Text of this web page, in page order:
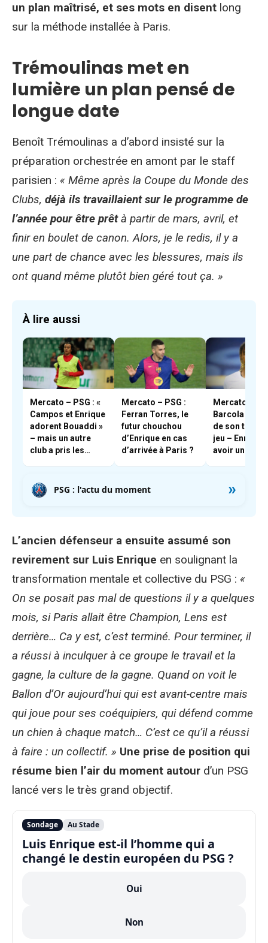
un plan maîtrisé, et ses mots en disent long
sur la méthode installée à Paris.
Trémoulinas met en
lumière un plan pensé de
longue date
Benoît Trémoulinas a d’abord insisté sur la
préparation orchestrée en amont par le staff
parisien : « Même après la Coupe du Monde des
Clubs, déjà ils travaillaient sur le programme de
l’année pour être prêtà partir de mars, avril, et
finir en boulet de canon. Alors, je le redis, il y a
une part de chance avec les blessures, mais ils
ont quand même plutôt bien géré tout ça. »
À lire aussi
Mercato – PSG : «
Campos et Enrique
adorent Bouaddi »
– mais un autre
club a pris les
Mercato – PSG :
Ferran Torres, le
futur chouchou
d’Enrique en cas
d’arrivée à Paris ?
Mercato –
Barcola se
de son
jeu – Enrique
avoir une
PSG : l'actu du moment »
L’ancien défenseur a ensuite assumé son
revirement sur Luis Enrique en soulignant la
transformation mentale et collective du PSG : «
On se posait pas mal de questions il y a quelques
mois, si Paris allait être Champion, Lens est
derrière… Ca y est, c’est terminé. Pour terminer, il
a réussi à inculquer à ce groupe le travail et la
gagne, la culture de la gagne. Quand on voit le
Ballon d’Or aujourd’hui qui est avant-centre mais
qui joue pour ses coéquipiers, qui défend comme
un chien à chaque match… C’est ce qu’il a réussi
à faire : un collectif. » Une prise de position qui
résume bien l’air du moment autour d’un PSG
lancé vers le très grand objectif.
Sondage Au Stade
Luis Enrique est-il l’homme qui a
changé le destin européen du PSG ?
Oui
Non